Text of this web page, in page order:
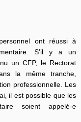
ont réussi à
S’il y a un
un CFP, le Rectorat
la même tranche,
professionnelle. Les
il est possible que les
soient appelé-e